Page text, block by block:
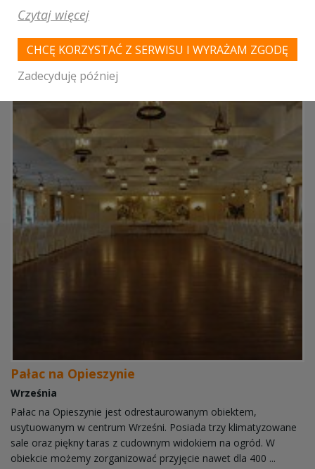
Pałac na Opieszynie
Września
Pałac na Opieszynie jest odrestaurowanym obiektem,
usytuowanym w centrum Wrześni. Posiada trzy klimatyzowane
sale oraz piękny taras z cudownym widokiem na ogród. W
obiekcie możemy zorganizować przyjęcie nawet dla 400 ...
Czytaj więcej
CHCĘ KORZYSTAĆ Z SERWISU I WYRAŻAM ZGODĘ
Zadecyduję później